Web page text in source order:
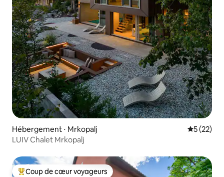
Hébergement ⋅ Mrkopalj
5 (22)
LUIV Chalet Mrkopalj
Coup de cœur voyageurs